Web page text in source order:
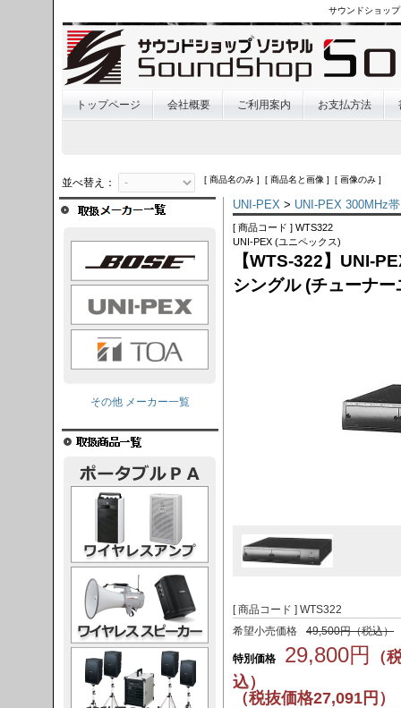
サウンドショッ
トップページ 会社概要 ご利用案内 お支払方法
並べ替え： [ 商品名のみ ] [ 商品名と画像 ] [ 画像のみ ]
UNI-PEX > UNI-PEX 300MHz
[ 商品コード ] WTS322
UNI-PEX (ユニペックス)
【WTS-322】UNI-
シングル (チューナ
[ 商品コード ] WTS322
希望小売価格
49,500円（税込）
特別価格 29,800円 （
込）
（税抜価格27,091円）
その他 メーカー一覧